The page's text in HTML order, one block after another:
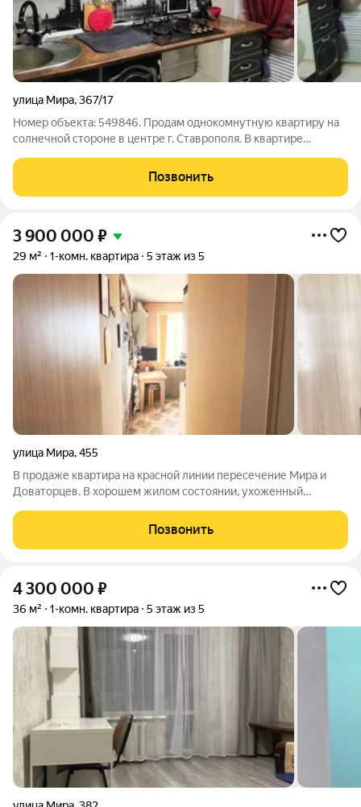
улица Мира,367/17
Номер объекта: 549846. Продам однокомнутную квартиру на
солнечной стороне в центре г. Ставрополя. В квартире
можно заходить и жить или сдавать в аренду. Дом полностью
кирпичный, что дает отличное
Позвонить
3 900 000 ₽
29 м² 1-комн. квартира 5 этаж из 5
улица Мира,455
В продаже квартира на красной линии пересечение Мира и
Доваторцев. В хорошем жилом состоянии, ухоженный
частично мебель и техника. Газовая колонка, газовая плита,
сплит система. Прекрасный
Позвонить
4 300 000 ₽
36 м² 1-комн. квартира 5 этаж из 5